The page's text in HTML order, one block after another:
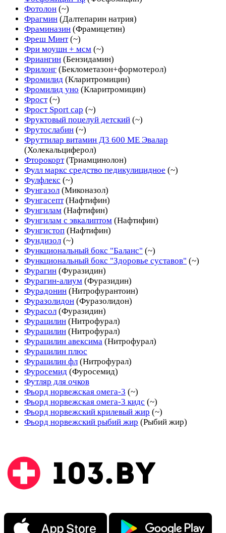
Фотолон (~)
Фрагмин (Далтепарин натрия)
Фраминазин (Фрамицетин)
Фреш Минт (~)
Фри моушн + мсм (~)
Фриангин (Бензидамин)
Фрилонг (Беклометазон+формотерол)
Фромилид (Кларитромицин)
Фромилид уно (Кларитромицин)
Фрост (~)
Фрост Sport cap (~)
Фруктовый поцелуй детский (~)
Фрутослабин (~)
Фруттилар витамин Д3 600 ME Эвалар
(Холекальциферол)
Фторокорт (Триамцинолон)
Фулл маркс средство педикулицидное (~)
Фулфлекс (~)
Фунгазол (Миконазол)
Фунгасепт (Нафтифин)
Фунгилам (Нафтифин)
Фунгилам с эвкалиптом (Нафтифин)
Фунгистоп (Нафтифин)
Фундизол (~)
Функциональный бокс "Баланс" (~)
Функциональный бокс "Здоровье суставов" (~)
Фурагин (Фуразидин)
Фурагин-алиум (Фуразидин)
Фурадонин (Нитрофурантоин)
Фуразолидон (Фуразолидон)
Фурасол (Фуразидин)
Фурацилин (Нитрофурал)
Фурацилин (Нитрофурал)
Фурацилин авексима (Нитрофурал)
Фурацилин плюс
Фурацилин фл (Нитрофурал)
Фуросемид (Фуросемид)
Футляр для очков
Фьорд норвежская омега-3 (~)
Фьорд норвежская омега-3 кидс (~)
Фьорд норвежский крилевый жир (~)
Фьорд норвежский рыбий жир (Рыбий жир)